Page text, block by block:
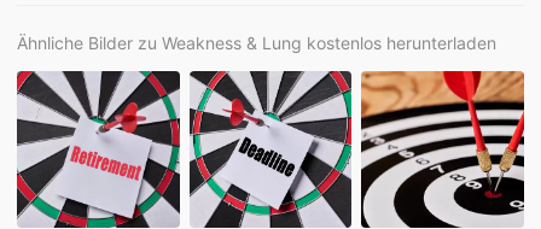
Ähnliche Bilder zu Weakness & Lung kostenlos herunterladen